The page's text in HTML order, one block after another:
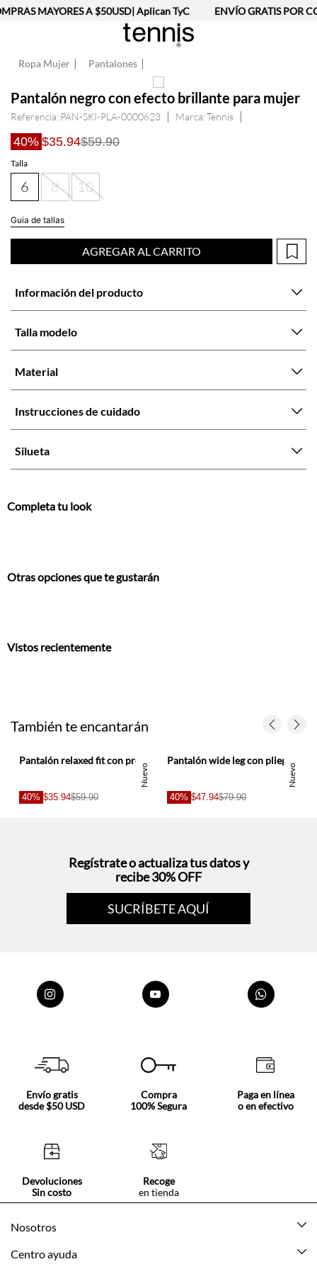
MAYORES A $50USD| Aplican TyC ENVÍO GRATIS POR
Ropa Mujer Pantalones
Pantalón negro con efecto brillante para mujer
Referencia: PAN-SKI-PLA-0000623 Tennis
40% $35.94$59.90
Talla
6 8 10
Guia de tallas
AGREGAR AL CARRITO
Información del producto
Talla modelo
Material
Instrucciones de cuidado
Silueta
Completa tu look
Otras opciones que te gustarán
Vistos recientemente
También te encantarán
Nuevo
Pantalón relaxed fit con pretina fruncida en lino blanco para mujer
40% $35.94$59.90
Nuevo
Pantalón wide leg con pliegues frontales en lino beige para mujer
40% $47.94$79.90
Regístrate o actualiza tus datos y
recibe 30% OFF
SUCRÍBETE AQUÍ
Envío gratis
desde $50 USD
Compra
100% Segura
Paga en línea
o en efectivo
Devoluciones
Sin costo
Recoge
en tienda
Nosotros
Acerca de Tennis
Centro ayuda